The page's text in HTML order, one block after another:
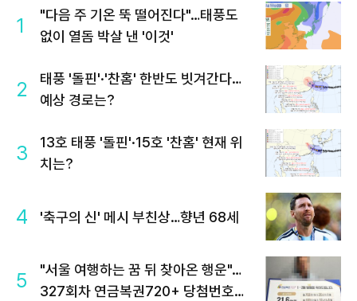
1
"다음 주 기온 뚝 떨어진다"…태풍도
없이 열돔 박살 낸 '이것'
2
태풍 '돌핀'·'찬홈' 한반도 빗겨간다…
예상 경로는?
3
13호 태풍 '돌핀'·15호 '찬홈' 현재 위
치는?
4 '축구의 신' 메시 부친상…향년 68세
5
"서울 여행하는 꿈 뒤 찾아온 행운"…
327회차 연금복권720+ 당첨번호조